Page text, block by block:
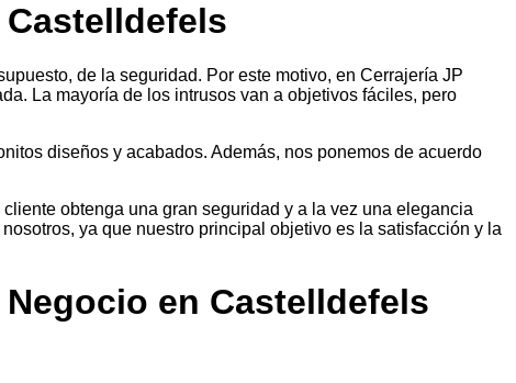
de la seguridad. Por este motivo, en Cerrajería JP
La mayoría de los intrusos van a objetivos fáciles, pero
diseños y acabados. Además, nos ponemos de acuerdo
obtenga una gran seguridad y a la vez una elegancia
ya que nuestro principal objetivo es la satisfacción y la
en Castelldefels